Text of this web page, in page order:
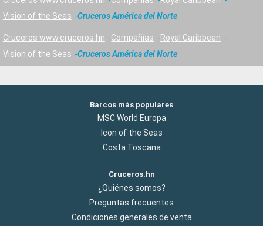
Vision of the Seas
Cruceros América del Norte
Cruceros www.cruceros.hn Compañías
Royal Caribbean
Vision of the Seas
Cruceros América del Norte
Barcos más populares
MSC World Europa
Icon of the Seas
Costa Toscana
Cruceros.hn
¿Quiénes somos?
Preguntas frecuentes
Condiciones generales de venta